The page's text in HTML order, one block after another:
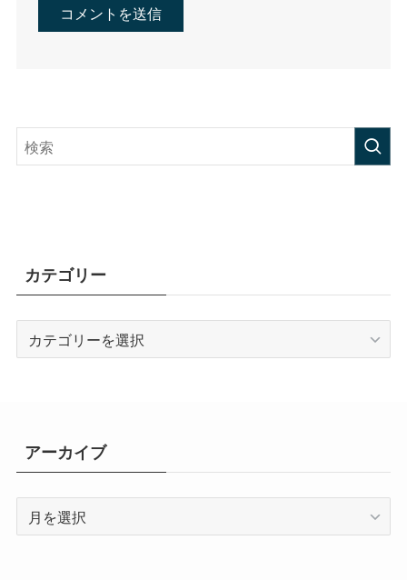
カテゴリー
テ
アーカイブ
ー